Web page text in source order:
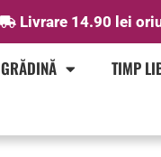
Livrare 14.90 lei
GRĂDINĂ TIMP